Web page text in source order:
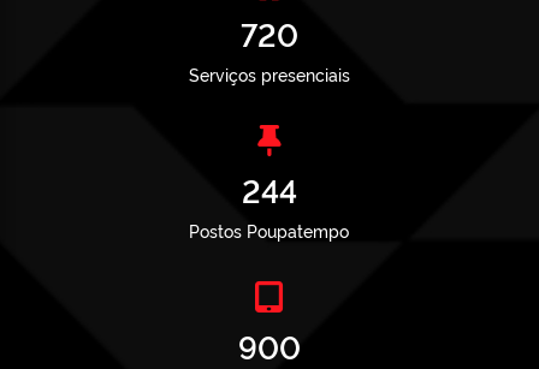
720
Serviços presenciais
244
Postos Poupatempo
900